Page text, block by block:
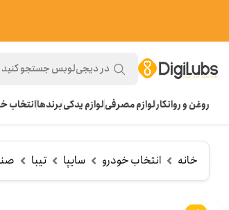
روغن و روانکارلوازم مصرفیلوازم یدکیبرندهاانتخاب
خانه انتخاب خودرو سایپا تیبا